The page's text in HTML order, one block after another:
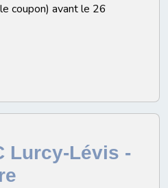
coupon) avant le 26
Lurcy-Lévis -